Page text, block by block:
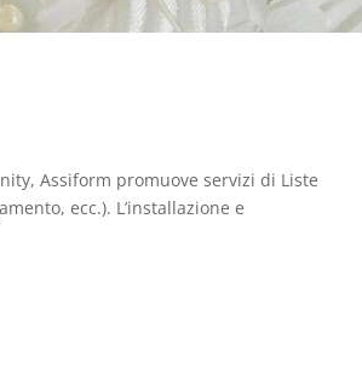
Assiform promuove servizi di Liste
ecc.). L’installazione e